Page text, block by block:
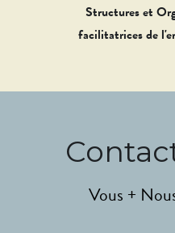
Structures et
facilitatrices de
Vous +